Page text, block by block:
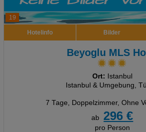
19
Hotelinfo Bilder
Beyoglu MLS
Ort: Istanbul
Istanbul & Umgebung,
7 Tage, Doppelzimmer, Ohne
ab
296 €
pro Person